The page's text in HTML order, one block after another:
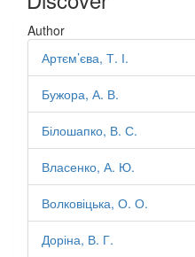
Author
Артєм’єва, Т. І.
Бужора, А. В.
Білошапко, В. С.
Власенко, А. Ю.
Волковіцька, О. О.
Доріна, В. Г.